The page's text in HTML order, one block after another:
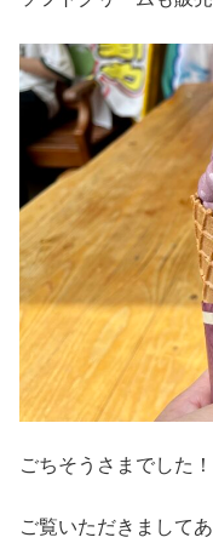
ごちそうさまでした！
ご覧いただきまして